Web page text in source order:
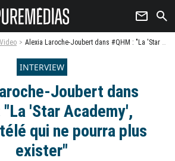
newsletter search
Video Alexia Laroche-Joubert dans #QHM : "La 'Star Academy', c'est une télé qui ne pourra plus exister"
INTERVIEW
Joubert dans
"La 'Star Academy',
qui ne pourra plus
exister"